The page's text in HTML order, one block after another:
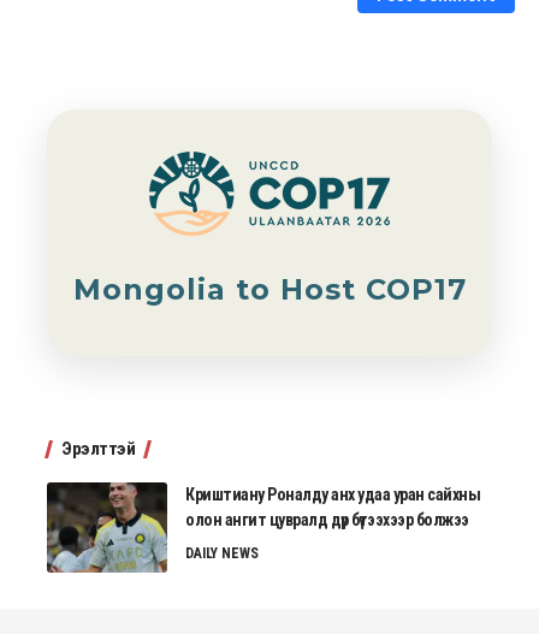
Mongolia to Host COP17
Эрэлттэй
Криштиану Роналду анх удаа уран сайхны
олон ангит цувралд дүр бүтээхээр болжээ
DAILY NEWS